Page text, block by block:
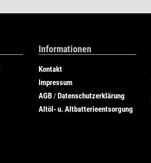
Informationen
Kontakt
Impressum
AGB /Datenschutzerklärung
Altöl- u. Altbatterieentsorgung